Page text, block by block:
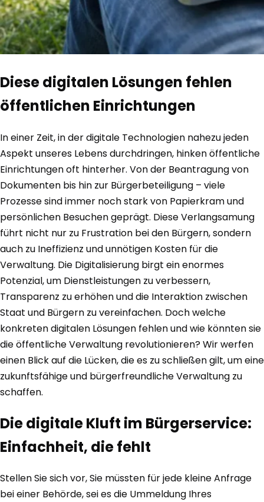
Diese digitalen Lösungen fehlen
öffentlichen Einrichtungen
In einer Zeit, in der digitale Technologien nahezu jeden
Aspekt unseres Lebens durchdringen, hinken öffentliche
Einrichtungen oft hinterher. Von der Beantragung von
Dokumenten bis hin zur Bürgerbeteiligung – viele
Prozesse sind immer noch stark von Papierkram und
persönlichen Besuchen geprägt. Diese Verlangsamung
führt nicht nur zu Frustration bei den Bürgern, sondern
auch zu Ineffizienz und unnötigen Kosten für die
Verwaltung. Die Digitalisierung birgt ein enormes
Potenzial, um Dienstleistungen zu verbessern,
Transparenz zu erhöhen und die Interaktion zwischen
Staat und Bürgern zu vereinfachen. Doch welche
konkreten digitalen Lösungen fehlen und wie könnten sie
die öffentliche Verwaltung revolutionieren? Wir werfen
einen Blick auf die Lücken, die es zu schließen gilt, um eine
zukunftsfähige und bürgerfreundliche Verwaltung zu
schaffen.
Die digitale Kluft im Bürgerservice:
Einfachheit, die fehlt
Stellen Sie sich vor, Sie müssten für jede kleine Anfrage
bei einer Behörde, sei es die Ummeldung Ihres